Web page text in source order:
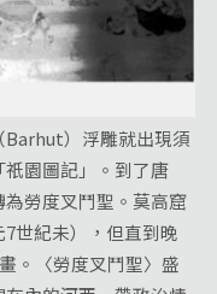
）浮雕就出現須
園圖記」。到了唐
勞度叉鬥聖。莫高窟
世紀未），但直到晚
。〈勞度叉鬥聖〉盛